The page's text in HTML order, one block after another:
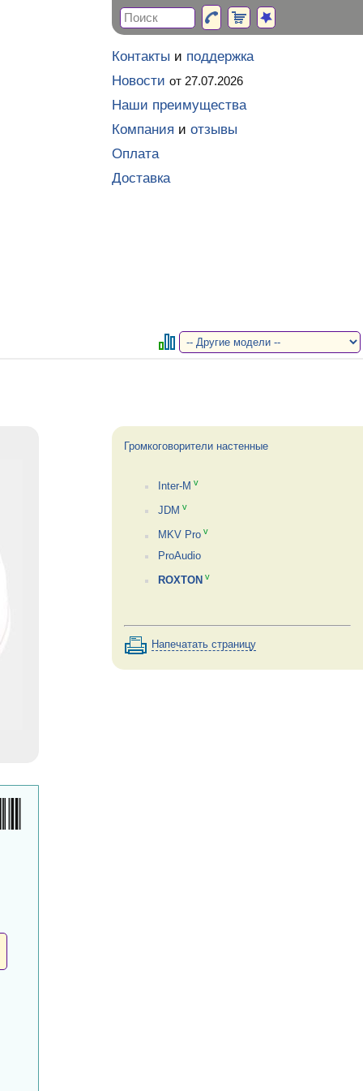
Громкоговорители настенные
Inter-M v
JDM v
MKV Pro v
ProAudio
ROXTON v
Напечатать страницу
Контакты и поддержка
Новости от 27.07.2026
Наши преимущества
Компания и отзывы
Оплата
Доставка